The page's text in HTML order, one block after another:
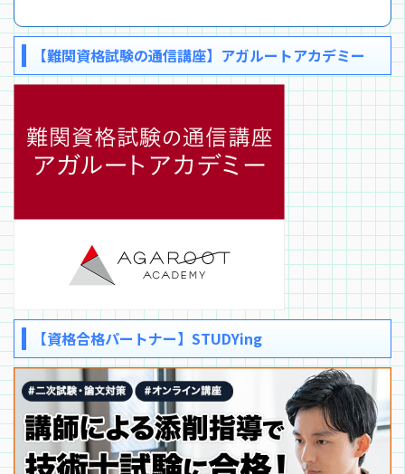
【難関資格試験の通信講座】アガルートアカデミー
【資格合格パートナー】STUDYing